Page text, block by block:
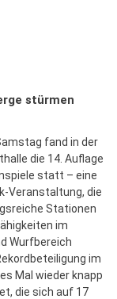
stürmen
fand in der
die 14. Auflage
statt – eine
Veranstaltung, die
Stationen
im
Wurfbereich
im
Mal wieder knapp
die sich auf 17